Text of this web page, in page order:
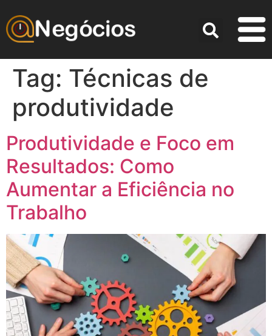
Tag: Técnicas de
produtividade
Produtividade e Foco em
Resultados: Como
Aumentar a Eficiência no
Trabalho